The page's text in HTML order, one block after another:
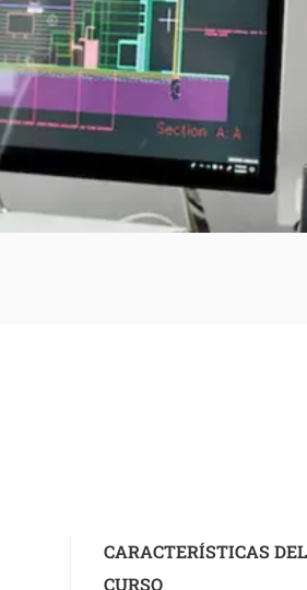
CARACTERÍSTICAS DEL
CURSO